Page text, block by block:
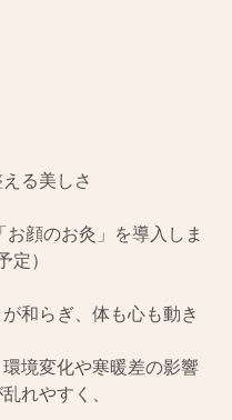
る美しさ
顔のお灸」を導入しま
定）
和らぎ、体も心も動き
境変化や寒暖差の影響
れやすく、